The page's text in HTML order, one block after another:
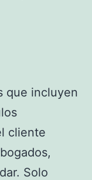
que incluyen
cliente
Solo